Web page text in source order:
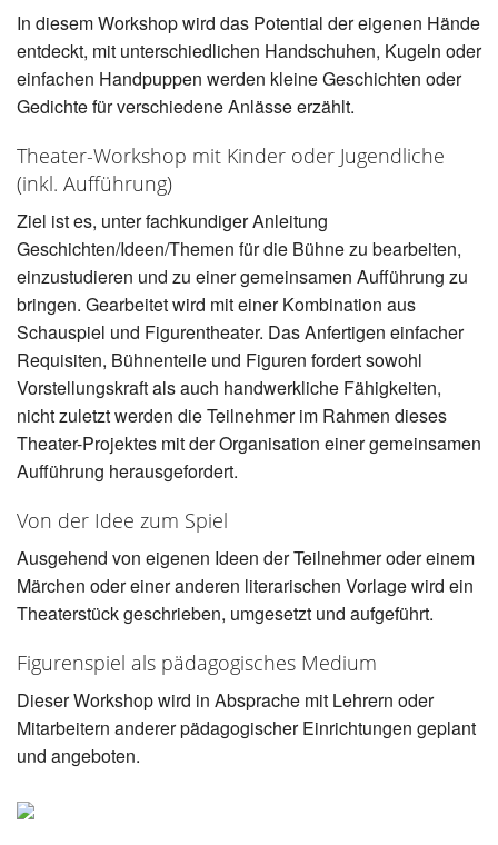
In diesem Workshop wird das Potential der eigenen Hände
entdeckt, mit unterschiedlichen Handschuhen, Kugeln oder
einfachen Handpuppen werden kleine Geschichten oder
Gedichte für verschiedene Anlässe erzählt.
Theater-Workshop mit Kinder oder Jugendliche
(inkl. Aufführung)
Ziel ist es, unter fachkundiger Anleitung
Geschichten/Ideen/Themen für die Bühne zu bearbeiten,
einzustudieren und zu einer gemeinsamen Aufführung zu
bringen. Gearbeitet wird mit einer Kombination aus
Schauspiel und Figurentheater. Das Anfertigen einfacher
Requisiten, Bühnenteile und Figuren fordert sowohl
Vorstellungskraft als auch handwerkliche Fähigkeiten,
nicht zuletzt werden die Teilnehmer im Rahmen dieses
Theater-Projektes mit der Organisation einer gemeinsamen
Aufführung herausgefordert.
Von der Idee zum Spiel
Ausgehend von eigenen Ideen der Teilnehmer oder einem
Märchen oder einer anderen literarischen Vorlage wird ein
Theaterstück geschrieben, umgesetzt und aufgeführt.
Figurenspiel als pädagogisches Medium
Dieser Workshop wird in Absprache mit Lehrern oder
Mitarbeitern anderer pädagogischer Einrichtungen geplant
und angeboten.